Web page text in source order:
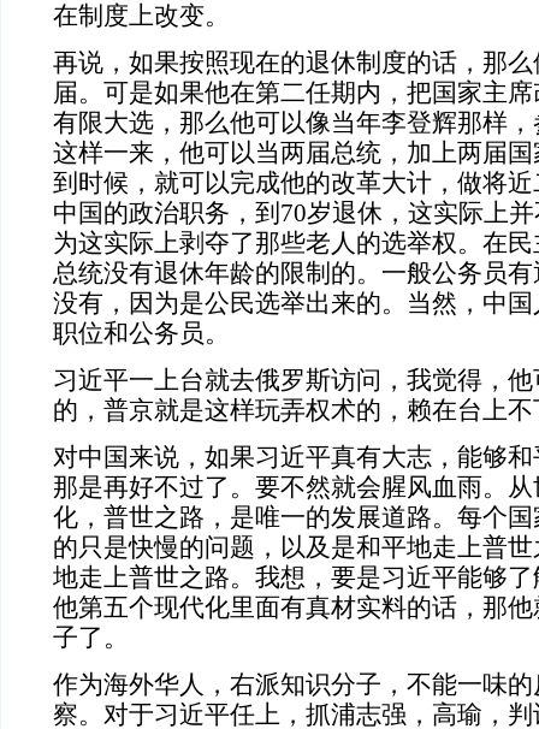
在制度上改变。
再说，如果按照现在的退休制度的话，那
届。可是如果他在第二任期内，把国家主
有限大选，那么他可以像当年李登辉那样
这样一来，他可以当两届总统，加上两届
到时候，就可以完成他的改革大计，做将
中国的政治职务，到 70岁退休，这实际上
为这实际上剥夺了那些老人的选举权。在
总统没有退休年龄的限制的。一般公务员
没有，因为是公民选举出来的。当然，中
职位和公务员。
习近平一上台就去俄罗斯访问，我觉得，
的，普京就是这样玩弄权术的，赖在台上
对中国来说，如果习近平真有大志，能够
那是再好不过了。要不然就会腥风血雨。
化，普世之路，是唯一的发展道路。每个
的只是快慢的问题，以及是和平地走上普
地走上普世之路。我想，要是习近平能够
他第五个现代化里面有真材实料的话，那
子了。
作为海外华人，右派知识分子，不能一味
察。对于习近平任上，抓浦志强，高瑜，